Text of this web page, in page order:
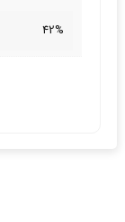
42%